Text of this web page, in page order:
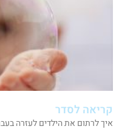
קריאה לסדר
איך לרתום את הילדים לעזרה